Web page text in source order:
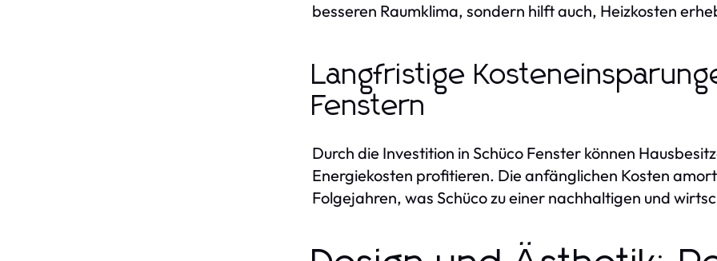
besseren Raumklima, sondern hilft auch, Heizkosten
Langfristige
Fenstern
Durch die Investition in Schüco Fenster können
Energiekosten profitieren. Die anfänglichen Kosten
Folgejahren, was Schüco zu einer nachhaltigen und